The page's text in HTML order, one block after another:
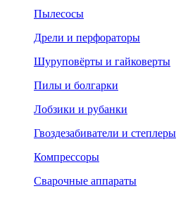
Пылесосы
Дрели и перфораторы
Шуруповёрты и гайковерты
Пилы и болгарки
Лобзики и рубанки
Гвоздезабиватели и степлеры
Компрессоры
Сварочные аппараты